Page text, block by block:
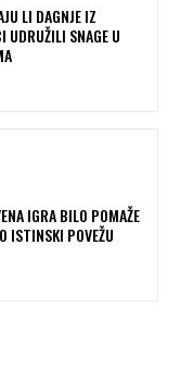
LI DAGNJE IZ
UDRUŽILI SNAGE U
IGRA BILO POMAŽE
ISTINSKI POVEŽU